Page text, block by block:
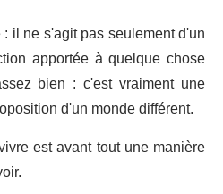
il ne s'agit pas seulement d'un
apportée à quelque chose
bien : c'est vraiment une
d'un monde différent.
est avant tout une manière